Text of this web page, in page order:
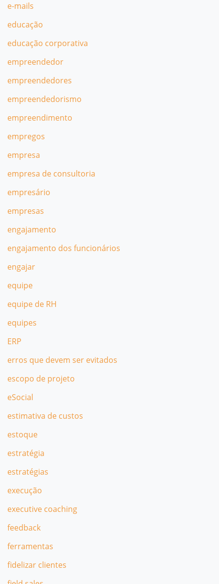
e-mails
educação
educação corporativa
empreendedor
empreendedores
empreendedorismo
empreendimento
empregos
empresa
empresa de consultoria
empresário
empresas
engajamento
engajamento dos funcionários
engajar
equipe
equipe de RH
equipes
ERP
erros que devem ser evitados
escopo de projeto
eSocial
estimativa de custos
estoque
estratégia
estratégias
execução
executive coaching
feedback
ferramentas
fidelizar clientes